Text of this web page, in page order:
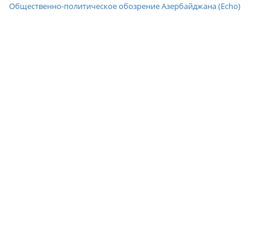
Общественно-политическое обозрение Азербайджана (Echo)